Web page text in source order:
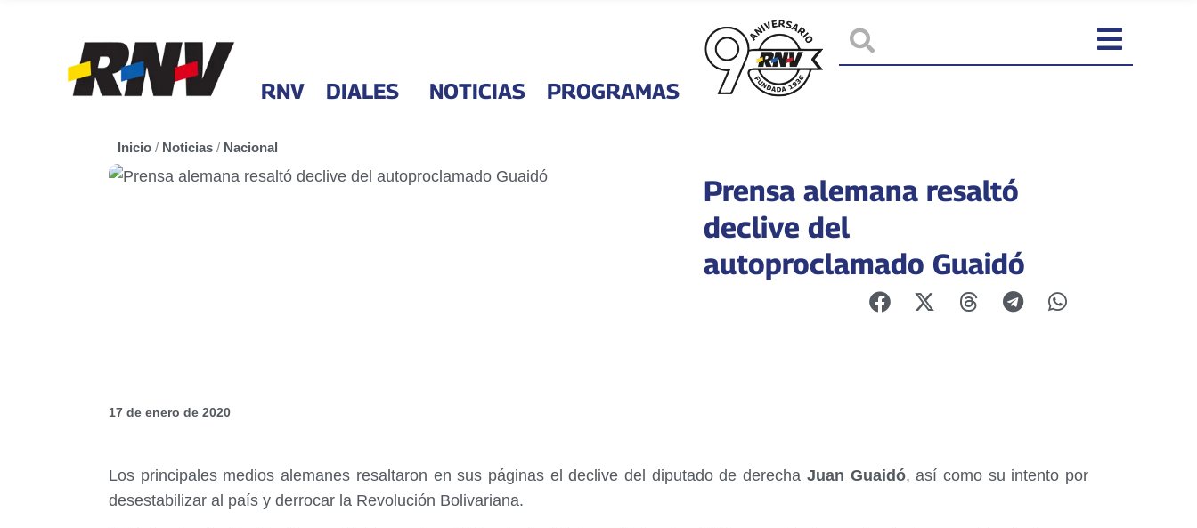
RNV DIALES NOTICIAS PROGRAMAS
Inicio / Noticias / Nacional
Prensa alemana resaltó
declive del
autoproclamado Guaidó
17 de enero de 2020
Los principales medios alemanes resaltaron en sus páginas el declive del diputado de derecha Juan Guaidó, así como su intento por
desestabilizar al país y derrocar la Revolución Bolivariana.